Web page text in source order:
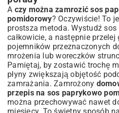
A czy można zamrozić sos
pomidorowy? Oczywiście! To
prostsza metoda. Wystudź sos
całkowicie, a następnie przelej
pojemników przeznaczonych
mrożenia lub woreczków
Pamiętaj, by zostawić trochę
płyny zwiększają objętość
zamrażania. Zamrożony
przepis na sos paprykowo
można przechowywać nawet